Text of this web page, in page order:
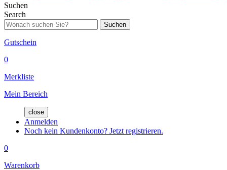
Suchen
Search
Suchen
Gutschein
0
Merkliste
Mein Bereich
close
Anmelden
Noch kein Kundenkonto? Jetzt registrieren.
0
Warenkorb